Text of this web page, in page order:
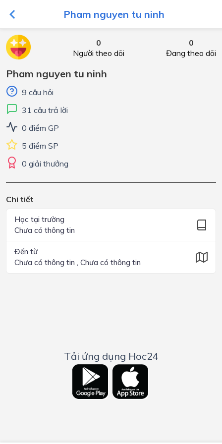
Pham nguyen tu ninh
0
Người theo dõi
0
Đang theo dõi
Pham nguyen tu ninh
9 câu hỏi
31 câu trả lời
0 điểm GP
5 điểm SP
0 giải thưởng
Chi tiết
Học tại trường
Chưa có thông tin
Đến từ
Chưa có thông tin , Chưa có thông tin
Tải ứng dụng Hoc24